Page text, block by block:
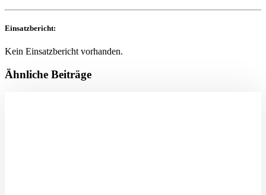
Einsatzbericht:
Kein Einsatzbericht vorhanden.
Ähnliche Beiträge